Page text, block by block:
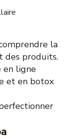
la
des produits.
en ligne
et en botox